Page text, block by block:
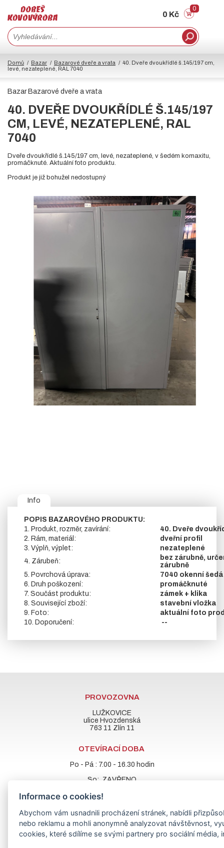
0 Kč
0
Domů Bazar Bazarové dveře a vrata
40. Dveře dvoukřídlé š.145/197 cm,
levé, nezateplené, RAL 7040
Bazar Bazarové dveře a vrata
40. DVEŘE DVOUKŘÍDLÉ Š.145/197
CM, LEVÉ, NEZATEPLENÉ, RAL
7040
Dveře dvoukřídlé š.145/197 cm, levé, nezateplené, v šedém komaxitu,
promáčknuté. Aktuální foto produktu.
Produkt je již bohužel nedostupný
Info
POPIS BAZAROVÉHO PRODUKTU:
1. Produkt, rozměr, zavírání:
40. Dveře
2. Rám, materiál:
dveřní profil
3. Výplň, výplet:
nezateplené
4. Zárubeň:
bez zárubně,
zárubně
5. Povrchová úprava:
7040 okenní šedá
6. Druh poškození:
promáčknuté
7. Součást produktu:
zámek + klika
8. Související zboží:
stavební vložka
9. Foto:
aktuální foto
10. Doporučení:
--
PROVOZOVNA
LUŽKOVICE
ulice Hvozdenská
763 11 Zlín 11
OTEVÍRACÍ DOBA
Po - Pá : 7.00 - 16.30 hodin
So: ZAVŘENO
RYCHLÝ KONTAKT
dobes@dobes.eu
Informace o cookies!
Abychom vám usnadnili procházení stránek, nabídli
nebo reklamu a mohli anonymně analyzovat návštěvnost,
cookies, které sdílíme se svými partnery pro sociální média,